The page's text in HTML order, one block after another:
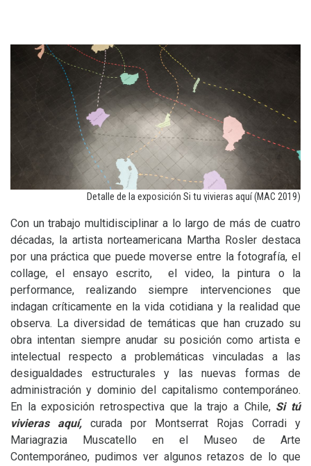
Detalle de la exposición Si tu vivieras aquí (MAC 2019)
Con un trabajo multidisciplinar a lo largo de más de cuatro
décadas, la artista norteamericana Martha Rosler destaca
por una práctica que puede moverse entre la fotografía, el
collage, el ensayo escrito, el video, la pintura o la
performance, realizando siempre intervenciones que
indagan críticamente en la vida cotidiana y la realidad que
observa. La diversidad de temáticas que han cruzado su
obra intentan siempre anudar su posición como artista e
intelectual respecto a problemáticas vinculadas a las
desigualdades estructurales y las nuevas formas de
administración y dominio del capitalismo contemporáneo.
En la exposición retrospectiva que la trajo a Chile, Si tú
vivieras aquí, curada por Montserrat Rojas Corradi y
Mariagrazia Muscatello en el Museo de Arte
Contemporáneo, pudimos ver algunos retazos de lo que